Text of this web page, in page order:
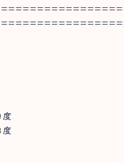
度
度